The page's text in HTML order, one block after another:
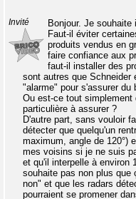
Invité
Bonjour. Je
Faut-il éviter
produits vendus en
faire confiance aux
faut-il installer des
sont autres que Schneider
"alarme" pour s'assurer du
Ou est-ce tout simplement
particulière à assurer ?
D'autre part, sans vouloir
détecter que quelqu'un
maximum, angle de 120°)
mes voisins si je ne suis
et qu'il interpelle à environ
souhaite pas non plus que
non" et que les radars
pourraient se promener